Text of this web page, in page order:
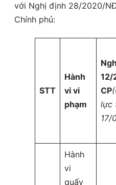
với Nghị định 28/2020/
Chính phủ:
STT
Hành
vi vi
phạm
12/
CP
lực
17/
Hành
vi
quấy